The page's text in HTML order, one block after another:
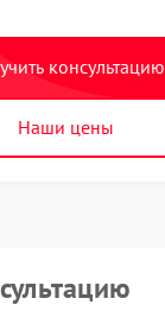
консультацию
Наши цены